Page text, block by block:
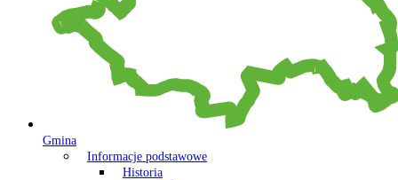
Gmina
Informacje podstawowe
Historia